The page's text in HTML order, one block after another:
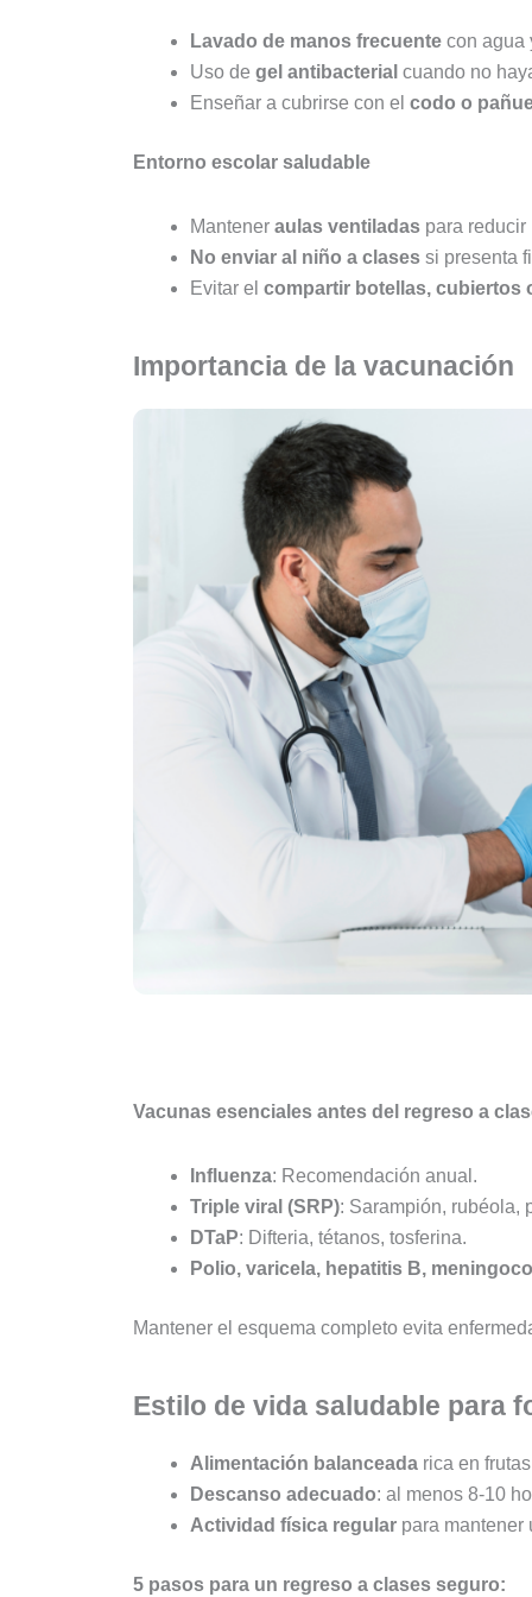
Lavado de manos frecuente con agua
Uso de gel antibacterial cuando no
Enseñar a cubrirse con el codo o
Entorno escolar saludable
Mantener aulas ventiladas para
No enviar al niño a clases si presenta
Evitar el compartir botellas, cubiertos
Importancia de la vacunación
Vacunas esenciales antes del regreso a
Influenza: Recomendación anual.
Triple viral (SRP): Sarampión, rubéola,
DTaP: Difteria, tétanos, tosferina.
Polio, varicela, hepatitis B,
Mantener el esquema completo evita
Estilo de vida saludable para
Alimentación balanceada rica en
Descanso adecuado: al menos 8-10
Actividad física regular para mantener
5 pasos para un regreso a clases seguro: